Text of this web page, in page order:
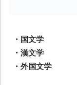
・国文学
・漢文学
・外国文学